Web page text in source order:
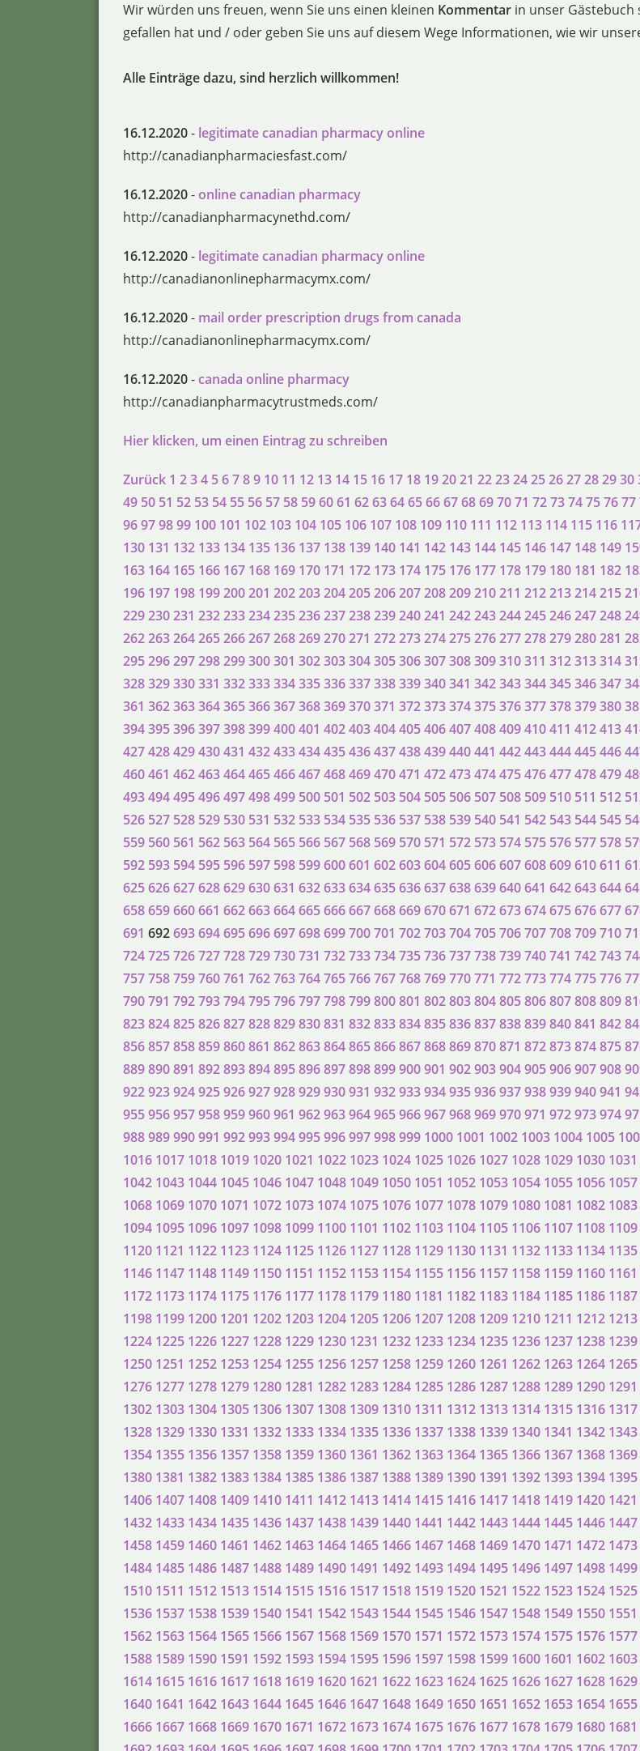
Wir würden uns freuen, wenn Sie uns einen kleinen Kommentar in unser
gefallen hat und / oder geben Sie uns auf diesem Wege Informationen, wie wir
Alle Einträge dazu, sind herzlich willkommen!
16.12.2020- legitimate canadian pharmacy online
http://canadianpharmaciesfast.com/
16.12.2020-online canadian pharmacy
http://canadianpharmacynethd.com/
16.12.2020- legitimate canadian pharmacy online
http://canadianonlinepharmacymx.com/
16.12.2020- mail order prescription drugs from canada
http://canadianonlinepharmacymx.com/
16.12.2020-canada online pharmacy
http://canadianpharmacytrustmeds.com/
Hier klicken, um einen Eintrag zu schreiben
Zurück 1 234 56789 10 11 12 13 14 15 16 17 18 192021 222324252627282930
49 50 51 52 53 54 55 56 57 58 596061 62636465666768697071 727374757677
96979899 100 101 102 103 104 105 106 107 108 109 110 111 112 113 114 115 116
130 131 132 133 134 135 136 137 138 139 140 141 142 143 144 145 146 147 148 149
163 164 165 166 167 168 169 170 171 172 173 174 175 176 177 178 179 180 181 182
196 197 198 199200201 202203204205206207208209210211 212213214215
229230231 232233234235236237238239240241 242243244245246247248
262263264265266267268269270271 272273274275276277278279280281
295296297298299300301 302303304305306307308309310311 312313314
328329330331 332333334335336337338339340341 342343344345346347
361 362363364365366367368369370371 372373374375376377378379380
394395396397398399400401 402403404405406407408409410411 412413
427428429430431 432433434435436437438439440441 442443444445446
460461 462463464465466467468469470471 472473474475476477478479
493494495496497498499 500 501 502 503 504 505 506 507 508 509 510 511 512
526 527 528 529 530 531 532 533 534 535 536 537 538 539 540 541 542 543 544 545
559 560 561 562 563 564 565 566 567 568 569 570 571 572 573 574 575 576 577 578
592 593 594 595 596 597 598 599600601 602603604605606607608609610611
625626627628629630631 632633634635636637638639640641 642643644
658659660661 662663664665666667668669670671 672673674675676677
691 692693694695696697698699700701 702703704705706707708709710
724725726727728729730731 732733734735736737738739740741 742743
757758759760761 762763764765766767768769770771 772773774775776
790791 792793794795796797798799800801 802803804805806807808809
823824825826827828829830831 832833834835836837838839840841 842
856857858859860861 862863864865866867868869870871 872873874875
889890891 892893894895896897898899900901 902903904905906907908
922923924925926927928929930931 932933934935936937938939940941
955956957958959960961 962963964965966967968969970971 972973974
988989990991 992993994995996997998999 1000 1001 1002 1003 1004 1005
1016 1017 1018 1019 1020 1021 1022 1023 1024 1025 1026 1027 1028 1029 1030 1031
1042 1043 1044 1045 1046 1047 1048 1049 1050 1051 1052 1053 1054 1055 1056 1057
1068 1069 1070 1071 1072 1073 1074 1075 1076 1077 1078 1079 1080 1081 1082 1083
1094 1095 1096 1097 1098 1099 1100 1101 1102 1103 1104 1105 1106 1107 1108 1109
1120 1121 1122 1123 1124 1125 1126 1127 1128 1129 1130 1131 1132 1133 1134 1135
1146 1147 1148 1149 1150 1151 1152 1153 1154 1155 1156 1157 1158 1159 1160 1161
1172 1173 1174 1175 1176 1177 1178 1179 1180 1181 1182 1183 1184 1185 1186 1187
1198 1199 1200 1201 1202 1203 1204 1205 1206 1207 1208 1209 1210 1211 1212 1213
1224 1225 1226 1227 1228 1229 1230 1231 1232 1233 1234 1235 1236 1237 1238 1239
1250 1251 1252 1253 1254 1255 1256 1257 1258 1259 1260 1261 1262 1263 1264 1265
1276 1277 1278 1279 1280 1281 1282 1283 1284 1285 1286 1287 1288 1289 1290 1291
1302 1303 1304 1305 1306 1307 1308 1309 1310 1311 1312 1313 1314 1315 1316 1317
1328 1329 1330 1331 1332 1333 1334 1335 1336 1337 1338 1339 1340 1341 1342 1343
1354 1355 1356 1357 1358 1359 1360 1361 1362 1363 1364 1365 1366 1367 1368 1369
1380 1381 1382 1383 1384 1385 1386 1387 1388 1389 1390 1391 1392 1393 1394 1395
1406 1407 1408 1409 1410 1411 1412 1413 1414 1415 1416 1417 1418 1419 1420 1421
1432 1433 1434 1435 1436 1437 1438 1439 1440 1441 1442 1443 1444 1445 1446 1447
1458 1459 1460 1461 1462 1463 1464 1465 1466 1467 1468 1469 1470 1471 1472 1473
1484 1485 1486 1487 1488 1489 1490 1491 1492 1493 1494 1495 1496 1497 1498 1499
1510 1511 1512 1513 1514 1515 1516 1517 1518 1519 1520 1521 1522 1523 1524 1525
1536 1537 1538 1539 1540 1541 1542 1543 1544 1545 1546 1547 1548 1549 1550 1551
1562 1563 1564 1565 1566 1567 1568 1569 1570 1571 1572 1573 1574 1575 1576 1577
1588 1589 1590 1591 1592 1593 1594 1595 1596 1597 1598 1599 1600 1601 1602 1603
1614 1615 1616 1617 1618 1619 1620 1621 1622 1623 1624 1625 1626 1627 1628 1629
1640 1641 1642 1643 1644 1645 1646 1647 1648 1649 1650 1651 1652 1653 1654 1655
1666 1667 1668 1669 1670 1671 1672 1673 1674 1675 1676 1677 1678 1679 1680 1681